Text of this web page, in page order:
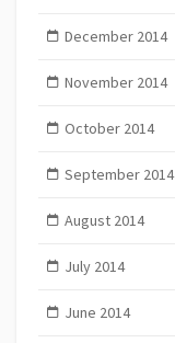
December 2014
November 2014
October 2014
September 2014
August 2014
July 2014
June 2014